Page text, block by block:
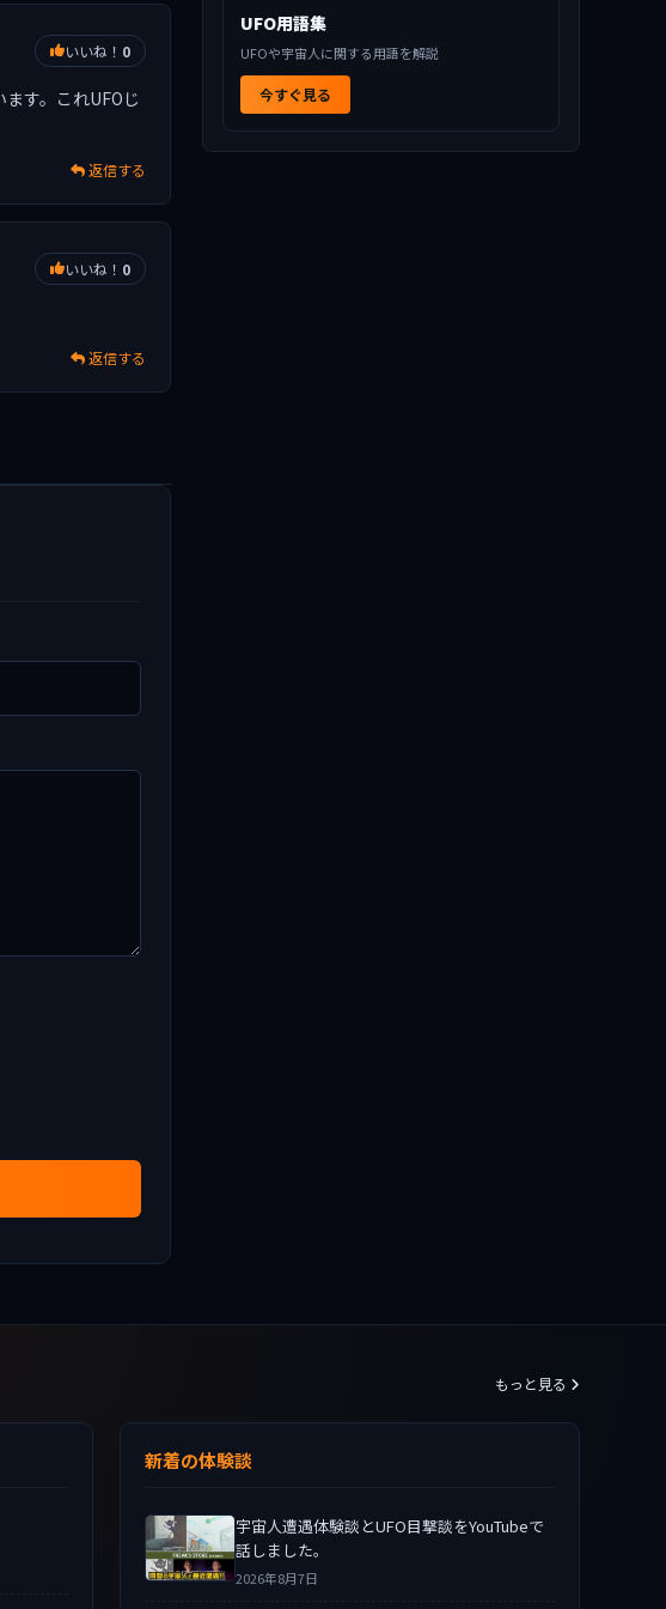
いいね！ 0
す。これUFOじ
返信する
いいね！ 0
返信する
UFO用語集
UFOや宇宙人に関する用語を解説
今すぐ見る
もっと見る
新着の体験談
宇宙人遭遇体験談とUFO目撃談をYouTubeで
話しました。
2026年8月7日